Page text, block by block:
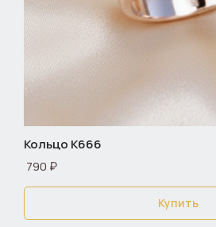
Кольцо К666
790 ₽
Купить